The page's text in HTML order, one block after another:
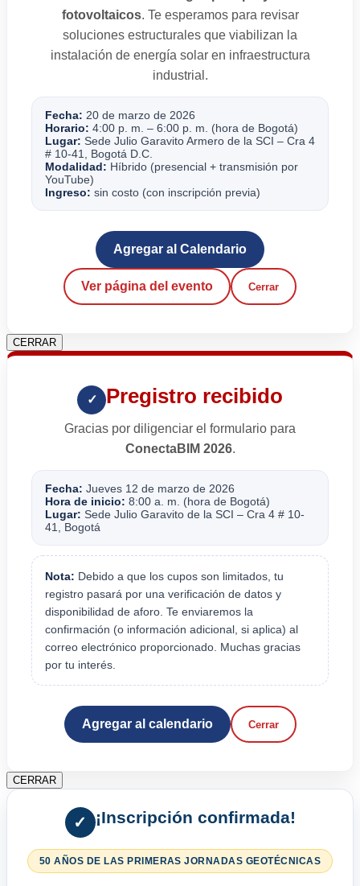
fotovoltaicos. Te esperamos para revisar
soluciones estructurales que viabilizan la
instalación de energía solar en infraestructura
industrial.
Fecha: 20 de marzo de 2026
Horario: 4:00 p. m. – 6:00 p. m. (hora de Bogotá)
Lugar: Sede Julio Garavito Armero de la SCI – Cra 4
# 10-41, Bogotá D.C.
Modalidad: Híbrido (presencial + transmisión por
YouTube)
Ingreso: sin costo (con inscripción previa)
Agregar al Calendario
Ver página del evento Cerrar
CERRAR
✓ Pregistro recibido
Gracias por diligenciar el formulario para
ConectaBIM 2026.
Fecha: Jueves 12 de marzo de 2026
Hora de inicio: 8:00 a. m. (hora de Bogotá)
Lugar: Sede Julio Garavito de la SCI – Cra 4 # 10-
41, Bogotá
Nota: Debido a que los cupos son limitados, tu
registro pasará por una verificación de datos y
disponibilidad de aforo. Te enviaremos la
confirmación (o información adicional, si aplica) al
correo electrónico proporcionado. Muchas gracias
por tu interés.
Agregar al calendario Cerrar
CERRAR
✓ ¡Inscripción confirmada!
50 AÑOS DE LAS PRIMERAS JORNADAS GEOTÉCNICAS